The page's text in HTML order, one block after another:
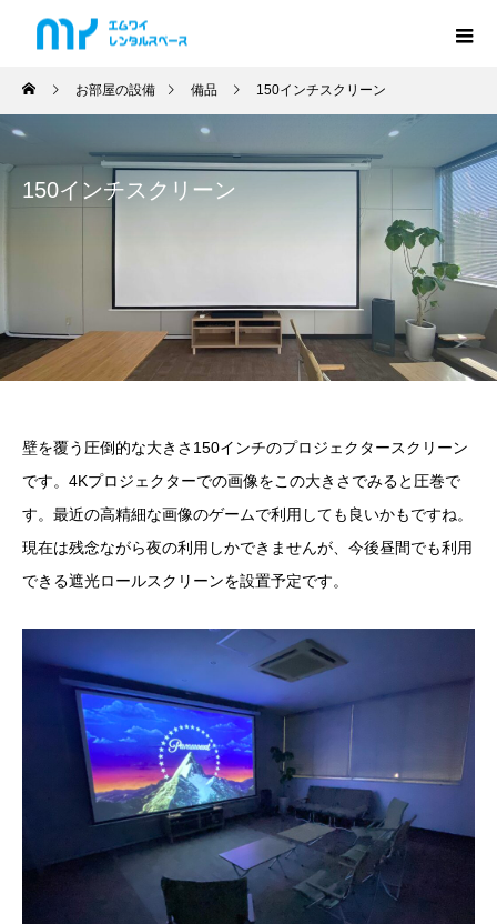
お部屋の設備 備品 150インチスクリーン
150インチスクリーン
壁を覆う圧倒的な大きさ150インチのプロジェクタースクリーン
です。4Kプロジェクターでの画像をこの大きさでみると圧巻で
す。最近の高精細な画像のゲームで利用しても良いかもですね。
現在は残念ながら夜の利用しかできませんが、今後昼間でも利用
できる遮光ロールスクリーンを設置予定です。